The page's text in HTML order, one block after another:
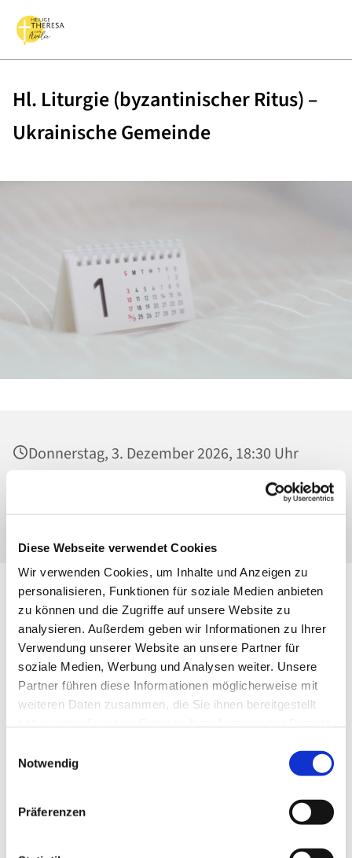
Diese Webseite verwendet Cookies
Wir verwenden Cookies, um Inhalte und Anzeigen zu
personalisieren, Funktionen für soziale Medien anbieten
zu können und die Zugriffe auf unsere Website zu
analysieren. Außerdem geben wir Informationen zu Ihrer
Verwendung unserer Website an unsere Partner für
soziale Medien, Werbung und Analysen weiter. Unsere
Partner führen diese Informationen möglicherweise mit
weiteren Daten zusammen, die Sie ihnen bereitgestellt
Notwendig
Präferenzen
Hl. Liturgie (byzantinischer Ritus) –
Ukrainische Gemeinde
Donnerstag, 3. Dezember 2026, 18:30 Uhr
Heilig Kreuz, Kirche, Malchower Weg 22-24,
13053 Berlin